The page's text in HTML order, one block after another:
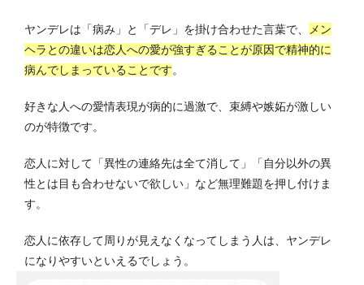
ヤンデレは「病み」と「デレ」を掛け合わせた言葉で、
メン
ヘラとの違いは恋人への愛が強すぎることが原因で精神的に
病んでしまっていることです。
好きな人への愛情表現が病的に過激で、束縛や嫉妬が激しい
のが特徴です。
恋人に対して「異性の連絡先は全て消して」「自分以外の異
性とは目も合わせないで欲しい」など無理難題を押し付けま
す。
恋人に依存して周りが見えなくなってしまう人は、ヤンデレ
になりやすいといえるでしょう。